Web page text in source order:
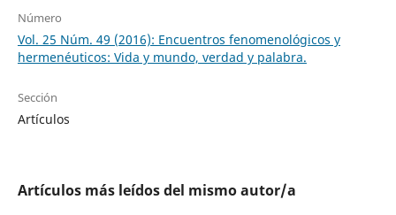
Número
Vol. 25 Núm. 49 (2016): Encuentros fenomenológicos y
hermenéuticos: Vida y mundo, verdad y palabra.
Sección
Artículos
Artículos más leídos del mismo autor/a